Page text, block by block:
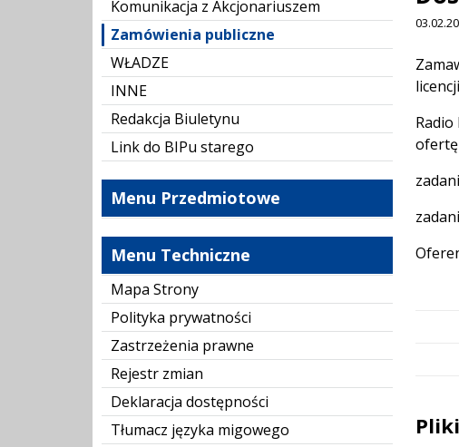
Komunikacja z Akcjonariuszem
Zamówienia publiczne
WŁADZE
INNE
Redakcja Biuletynu
Link do BIPu starego
Menu Przedmiotowe
Menu Techniczne
Mapa Strony
Polityka prywatności
Zastrzeżenia prawne
Rejestr zmian
Deklaracja dostępności
Tłumacz języka migowego
ofertę